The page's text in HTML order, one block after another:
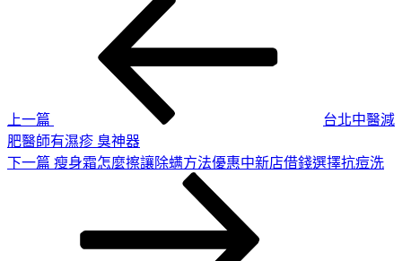
上一篇
台北中醫減
肥醫師有濕疹 臭神器
下
下一篇 瘦身霜怎麼擦讓除螨方法優惠中新店借錢選擇抗痘洗